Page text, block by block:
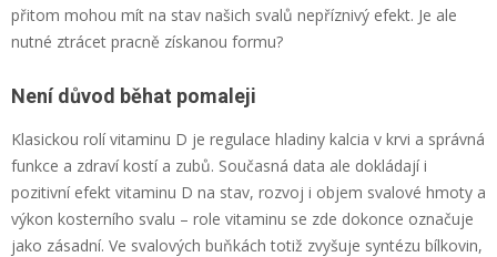
přitom mohou mít na stav našich svalů nepříznivý efekt. Je ale
nutné ztrácet pracně získanou formu?
Není důvod běhat pomaleji
Klasickou rolí vitaminu D je regulace hladiny kalcia v krvi a správná
funkce a zdraví kostí a zubů. Současná data ale dokládají i
pozitivní efekt vitaminu D na stav, rozvoj i objem svalové hmoty a
výkon kosterního svalu – role vitaminu se zde dokonce označuje
jako zásadní. Ve svalových buňkách totiž zvyšuje syntézu bílkovin,